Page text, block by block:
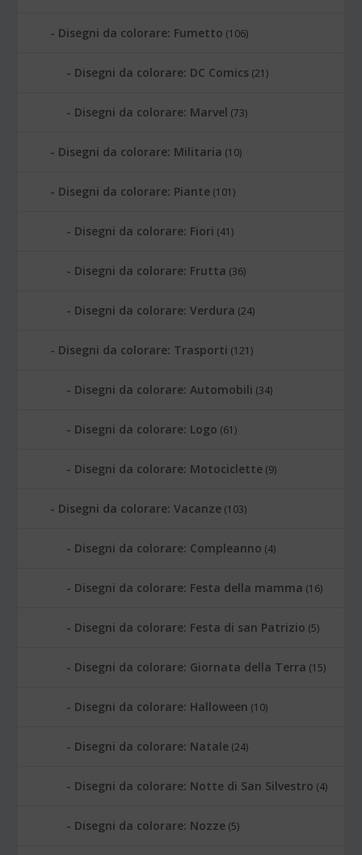
Disegni da colorare: Fumetto (106)
Disegni da colorare: DC Comics (21)
Disegni da colorare: Marvel (73)
Disegni da colorare: Militaria (10)
Disegni da colorare: Piante (101)
Disegni da colorare: Fiori (41)
Disegni da colorare: Frutta (36)
Disegni da colorare: Verdura (24)
Disegni da colorare: Trasporti (121)
Disegni da colorare: Automobili (34)
Disegni da colorare: Logo (61)
Disegni da colorare: Motociclette (9)
Disegni da colorare: Vacanze (103)
Disegni da colorare: Compleanno (4)
Disegni da colorare: Festa della mamma (16)
Disegni da colorare: Festa di san Patrizio (5)
Disegni da colorare: Giornata della Terra (15)
Disegni da colorare: Halloween (10)
Disegni da colorare: Natale (24)
Disegni da colorare: Notte di San Silvestro (4)
Disegni da colorare: Nozze (5)